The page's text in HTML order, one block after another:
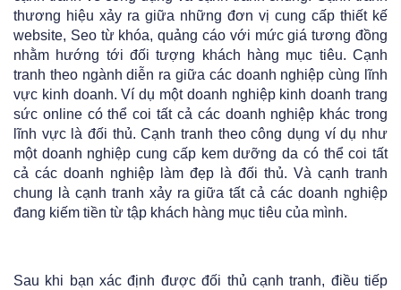
thương hiệu xảy ra giữa những đơn vị cung cấp thiết kế
website, Seo từ khóa, quảng cáo với mức giá tương đồng
nhằm hướng tới đối tượng khách hàng mục tiêu. Cạnh
tranh theo ngành diễn ra giữa các doanh nghiệp cùng lĩnh
vực kinh doanh. Ví dụ một doanh nghiệp kinh doanh trang
sức online có thể coi tất cả các doanh nghiệp khác trong
lĩnh vực là đối thủ. Cạnh tranh theo công dụng ví dụ như
một doanh nghiệp cung cấp kem dưỡng da có thể coi tất
cả các doanh nghiệp làm đẹp là đối thủ. Và cạnh tranh
chung là cạnh tranh xảy ra giữa tất cả các doanh nghiệp
đang kiếm tiền từ tập khách hàng mục tiêu của mình.
Sau khi bạn xác định được đối thủ cạnh tranh, điều tiếp